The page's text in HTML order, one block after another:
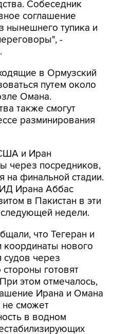
Собеседник
соглашение
нынешнего тупика и
-
в Ормузский
путем около
Омана.
также смогут
разминирования
и Иран
через посредников,
на финальной стадии.
Ирана Аббас
в Пакистан в эти
недели.
что Тегеран и
координаты нового
через
готовят
этом отмечалось,
Ирана и Омана
сможет
в водном